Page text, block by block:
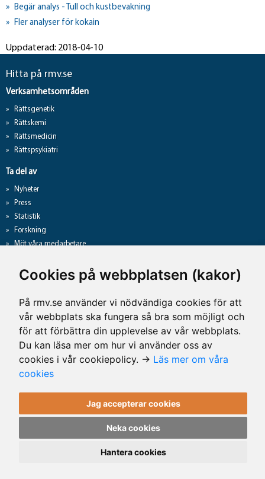
Cookies på webbplatsen (kakor)
På rmv.se använder vi nödvändiga cookies för att
vår webbplats ska fungera så bra som möjligt och
för att förbättra din upplevelse av vår webbplats.
Du kan läsa mer om hur vi använder oss av
cookies i vår cookiepolicy. → Läs mer om våra
cookies
Jag accepterar cookies
Neka cookies
Hantera cookies
Begär analys - Tull och kustbevakning
Fler analyser för kokain
Uppdaterad: 2018-04-10
Hitta på rmv.se
Verksamhetsområden
Rättsgenetik
Rättskemi
Rättsmedicin
Rättspsykiatri
Ta del av
Nyheter
Press
Statistik
Forskning
Möt våra medarbetare
Hantering av personuppgifter
Lediga jobb
Tillgänglighet på rmv.se
Kontaktuppgifter
Telefon: 010-483 41 00